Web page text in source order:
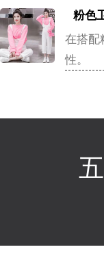
粉色
在搭配
性。